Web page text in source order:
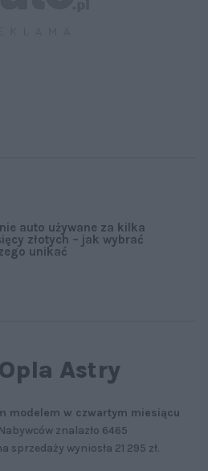
auto używane za kilka
złotych – jak wybrać
unikać
Astry
modelem w czwartym miesiącu
znalazło 6465
wyniosła 21 295 zł.